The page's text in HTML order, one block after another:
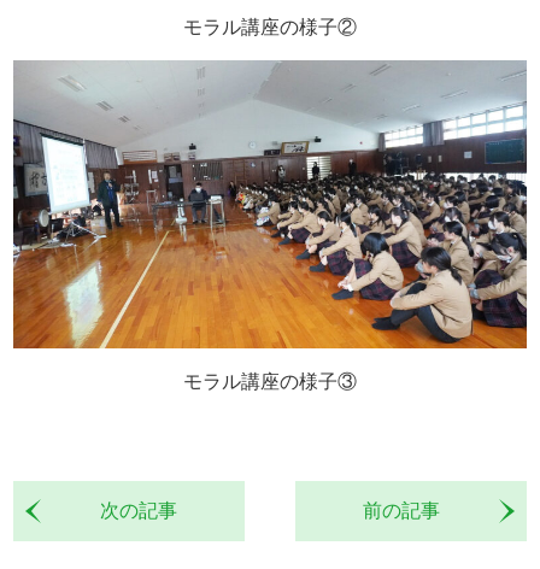
モラル講座の様子②
モラル講座の様子③
前の記事
次の記事